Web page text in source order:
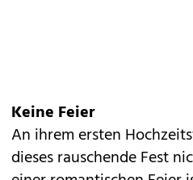
Keine Feier
An ihrem ersten
dieses rauschende Fest